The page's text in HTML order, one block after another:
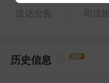
送达公告 司法
历史信息
权益说明